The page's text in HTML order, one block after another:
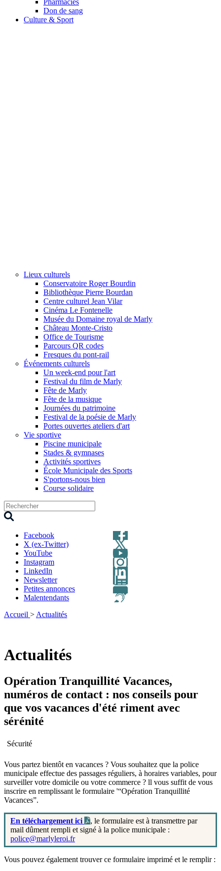
Don de sang
Culture & Sport
Lieux culturels
Conservatoire Roger Bourdin
Bibliothèque Pierre Bourdan
Centre culturel Jean Vilar
Cinéma Le Fontenelle
Musée du Domaine royal de Marly
Château Monte-Cristo
Office de Tourisme
Parcours QR codes
Fresques du pont-rail
Événements culturels
Un week-end pour l'art
Festival du film de Marly
Fête de Marly
Fête de la musique
Journées du patrimoine
Festival de la poésie de Marly
Portes ouvertes ateliers d'art
Vie sportive
Piscine municipale
Stades & gymnases
Activités sportives
École Municipale des Sports
S'portons-nous bien
Course solidaire
Facebook
X (ex-Twitter)
YouTube
Instagram
LinkedIn
Newsletter
Petites annonces
Malentendants
Accueil > Actualités
Actualités
Opération Tranquillité Vacances,
numéros de contact : nos conseils pour
que vos vacances d'été riment avec
sérénité
Sécurité
Vous partez bientôt en vacances ? Vous souhaitez que la police
municipale effectue des passages réguliers, à horaires variables, pour
surveiller votre domicile ou votre commerce ? ll vous suffit de vous
inscrire en remplissant le formulaire '“Opération Tranquillité
Vacances”.
En téléchargement ici
, le formulaire est à transmettre par
mail dûment rempli et signé à la police municipale :
police@marlyleroi.fr
Vous pouvez également trouver ce formulaire imprimé et le remplir :